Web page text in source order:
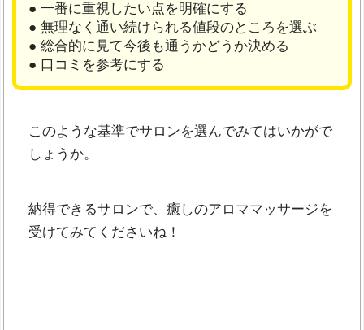
● 一番に重視したい点を明確にする
● 無理なく通い続けられる値段のところを選ぶ
● 総合的に見て今後も通うかどうか決める
● 口コミを参考にする
このような基準でサロンを選んでみてはいかがで
しょうか。
納得できるサロンで、癒しのアロママッサージを
受けてみてくださいね！